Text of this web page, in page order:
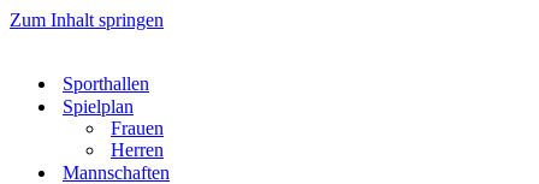
Zum Inhalt springen
Sporthallen
Spielplan
Frauen
Herren
Mannschaften